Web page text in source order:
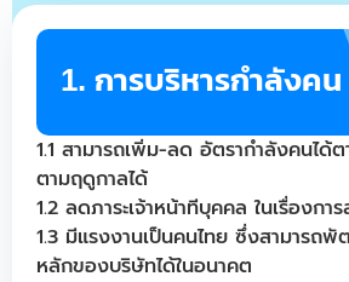
1. การบริหารกำลังคน
1.1 สามารถเพิ่ม-ลด อัตรากำลังคนได้
ตามฤดูกาลได้
1.2 ลดภาระเจ้าหน้าทีบุคคล ในเรื่องกา
1.3 มีแรงงานเป็นคนไทย ซึ่งสามารถพั
หลักของบริษัทได้ในอนาคต